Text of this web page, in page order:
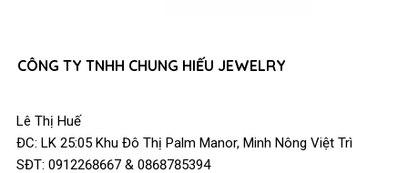
CÔNG TY TNHH CHUNG HIẾU JEWELRY
Lê Thị Huế
ĐC: LK 25:05 Khu Đô Thị Palm Manor, Minh Nông Việt Trì
SĐT: 0912268667 & 0868785394